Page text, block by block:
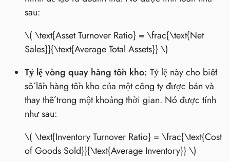
sau:
\( \text{Asset Turnover Ratio} = \frac{\text{Net
Sales}}{\text{Average Total Assets}} \)
Tỷ lệ vòng quay hàng tồn kho: Tỷ lệ này cho biết
số lần hàng tồn kho của một công ty được bán và
thay thế trong một khoảng thời gian. Nó được tính
như sau:
\( \text{Inventory Turnover Ratio} = \frac{\text{Cost
of Goods Sold}}{\text{Average Inventory}} \)